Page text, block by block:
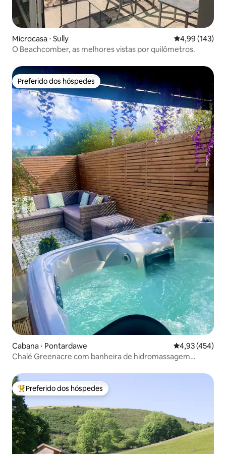
Microcasa ⋅ Sully 4,99 de uma
4,99 (143)
O Beachcomber, as melhores vistas por quilômetros.
Preferido dos hóspedes
Preferido dos hóspedes
Cabana ⋅ Pontardawe 4,93 de uma
4,93 (454)
Chalé Greenacre com banheira de hidromassagem
Entre os melhores preferidos dos hóspedes
Preferido dos hóspedes